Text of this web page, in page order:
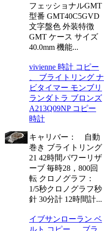
フェッショナルGMT
型番 GMT40C5GVD
文字盤色 外装特徴
GMT ケース サイズ
40.0mm 機能...
vivienne 時計 コピー
、 ブライトリング ナ
ビタイマー モンブリ
ランダトラ ブロンズ
A213Q09NP コピー
時計
キャリバー： 自動
巻き ブライトリング
21 42時間パワーリザ
ーブ 毎時28，800回
転 クロノグラフ：
1/5秒クロノグラフ秒
針 30分計 12時間計...
イブサンローラン ベ
ルト コピー 、 ブラ